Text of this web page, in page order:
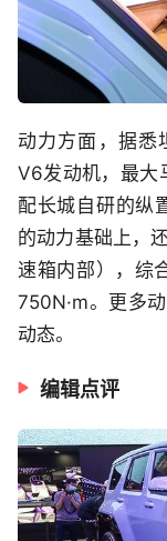
动力方面，据
V6发动机，最大
配长城自研的纵
的动力基础上，
速箱内部），综
750N·m。更多
动态。
编辑点评